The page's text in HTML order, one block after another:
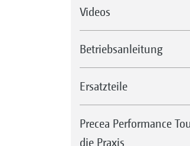
Videos
Betriebsanleitung
Ersatzteile
Precea Performance
die Praxis